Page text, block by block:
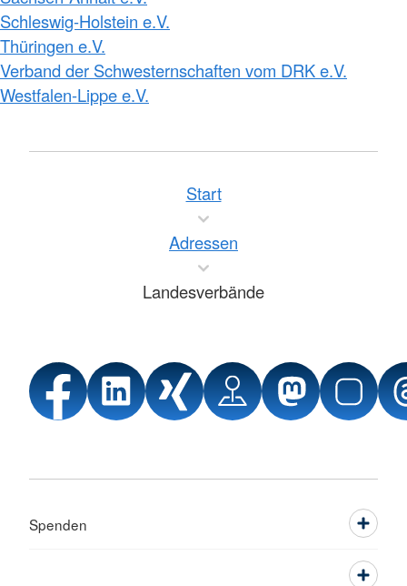
Schleswig-Holstein e.V.
Thüringen e.V.
Verband der Schwesternschaften vom DRK e.V.
Westfalen-Lippe e.V.
Start
Adressen
Landesverbände
Spenden